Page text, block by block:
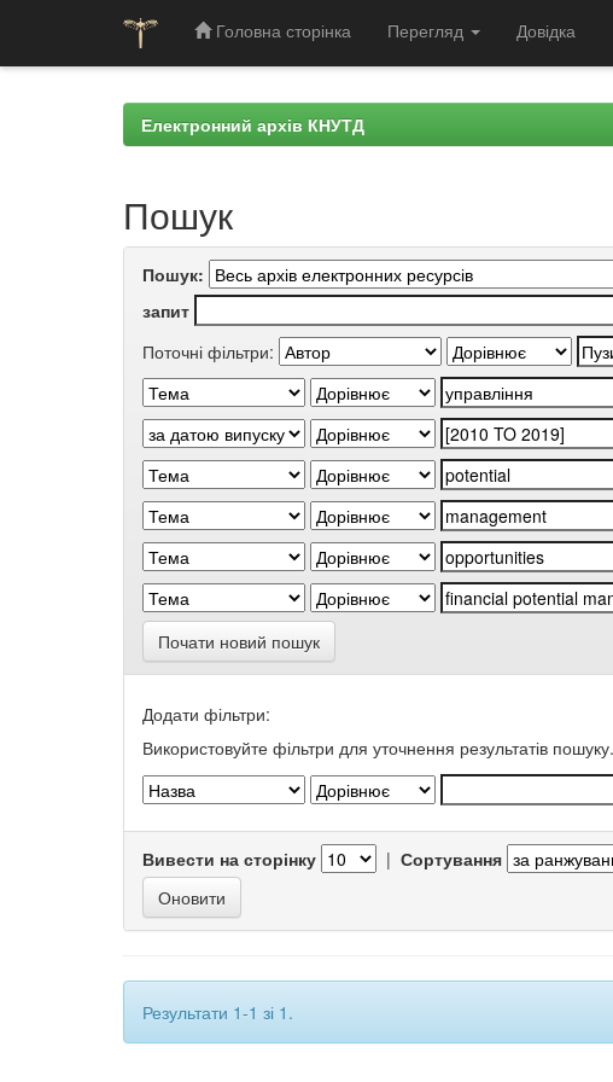
Головна сторінка Перегляд Довідка
Електронний архів КНУТД
Пошук
Пошук:
запит
Поточні фільтри:
Почати новий пошук
Додати фільтри:
Використовуйте фільтри для уточнення результатів пошуку.
Вивести на сторінку | Сортування
Результати 1-1 зі 1.